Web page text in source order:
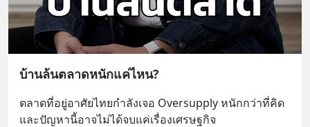
บ้านล้นตลาดหนักแค่ไหน?
ตลาดที่อยู่อาศัยไทยกำลังเจอ Oversupply หนักกว่าที่คิด
และปัญหานี้อาจไม่ได้จบแค่เรื่องเศรษฐกิจ